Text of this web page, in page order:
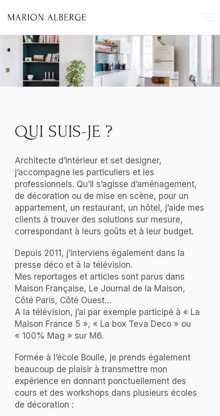
G
I
G
A
QUI SUIS-JE ?
Architecte d’intérieur et set designer,
j’accompagne les particuliers et les
professionnels. Qu’il s’agisse d’aménagement,
de décoration ou de mise en scène, pour un
appartement, un restaurant, un hôtel, j’aide mes
clients à trouver des solutions sur mesure,
correspondant à leurs goûts et à leur budget.
Depuis 2011, j’interviens également dans la
presse déco et à la télévision.
Mes reportages et articles sont parus dans
Maison Française, Le Journal de la Maison,
Côté Paris, Côté Ouest…
A la télévision, j’ai par exemple participé à « La
Maison France 5 », « La box Teva Deco » ou
« 100% Mag » sur M6.
Formée à l’école Boulle, je prends également
beaucoup de plaisir à transmettre mon
expérience en donnant ponctuellement des
cours et des workshops dans plusieurs écoles
de décoration :